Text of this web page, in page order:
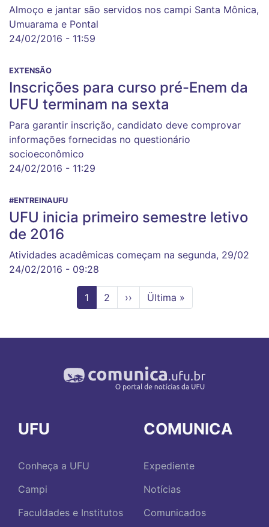
Almoço e jantar são servidos nos campi Santa Mônica,
Umuarama e Pontal
24/02/2016 - 11:59
EXTENSÃO
Inscrições para curso pré-Enem da
UFU terminam na sexta
Para garantir inscrição, candidato deve comprovar
informações fornecidas no questionário
socioeconômico
24/02/2016 - 11:29
#ENTREINAUFU
UFU inicia primeiro semestre letivo
de 2016
Atividades acadêmicas começam na segunda, 29/02
24/02/2016 - 09:28
Página
atual
1 Page
2
Próxima
página
››
Última
página
Ültima »
UFU
Conheça a UFU
Campi
Faculdades e Institutos
COMUNICA
Expediente
Notícias
Comunicados